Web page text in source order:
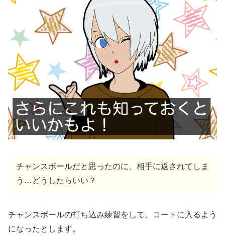
チャンスボールだと思ったのに、相手に返されてしま
う…どうしたらいい？
チャンスボールの打ち込み練習をして、コートに入るよう
になったとします。